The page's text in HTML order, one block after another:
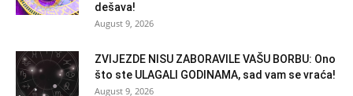
dešava!
August 9, 2026
ZVIJEZDE NISU ZABORAVILE VAŠU BORBU: Ono
što ste ULAGALI GODINAMA, sad vam se vraća!
August 9, 2026